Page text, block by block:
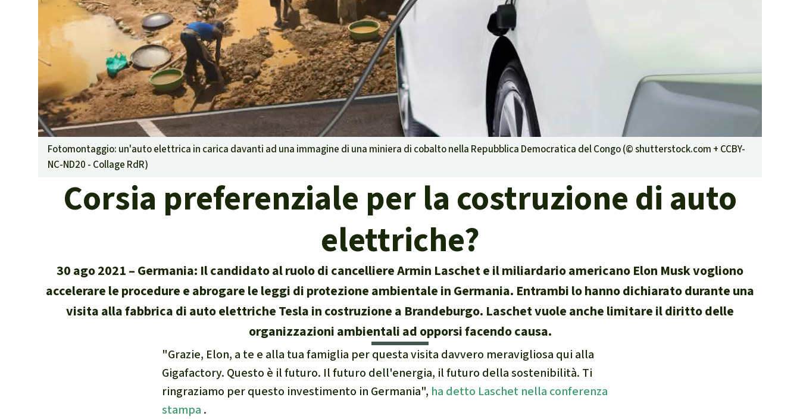
Landgrabbing
Difensori e Difensore
MDL
Soia
Chimalapas
Incendi
Domande e risposte
Alluminio
Criminalità ambientale,
Problemi della certificazione
Yasuní
Commercio e traffico
internazionale di fauna e flora
selvatiche
Clima
Documento di sintesi sul clima
Miniere
CPLI
Nestlé
Fotomontaggio: un'auto elettrica in carica davanti ad una immagine di una miniera di cobalto nella Repubblica Democratica del Congo (©shutterstock.com + CCBY-
NC-ND20 - Collage RdR)
Corsia preferenziale per la costruzione di auto
elettriche?
30 ago 2021
Germania: Il candidato al ruolo di cancelliere Armin Laschet e il miliardario americano Elon Musk vogliono
accelerare le procedure e abrogare le leggi di protezione ambientale in Germania. Entrambi lo hanno dichiarato durante una
visita alla fabbrica di auto elettriche Tesla in costruzione a Brandeburgo. Laschet vuole anche limitare il diritto delle
organizzazioni ambientali ad opporsi facendo causa.
"Grazie, Elon, a te e alla tua famiglia per questa visita davvero meravigliosa qui alla
Gigafactory. Questo è il futuro. Il futuro dell'energia, il futuro della sostenibilità. Ti
ringraziamo per questo investimento in Germania", ha detto Laschet nella conferenza
stampa .